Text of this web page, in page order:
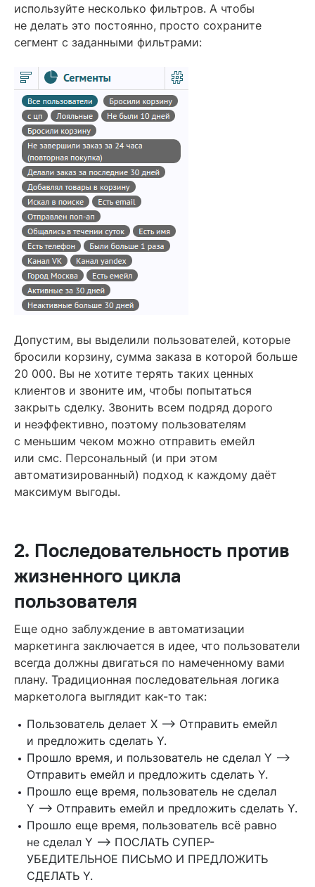
используйте несколько фильтров. А чтобы
не делать это постоянно, просто сохраните
сегмент с заданными фильтрами:
Допустим, вы выделили пользователей, которые
бросили корзину, сумма заказа в которой больше
20 000. Вы не хотите терять таких ценных
клиентов и звоните им, чтобы попытаться
закрыть сделку. Звонить всем подряд дорого
и неэффективно, поэтому пользователям
с меньшим чеком можно отправить емейл
или смс. Персональный (и при этом
автоматизированный) подход к каждому даёт
максимум выгоды.
2. Последовательность против
жизненного цикла
пользователя
Еще одно заблуждение в автоматизации
маркетинга заключается в идее, что пользователи
всегда должны двигаться по намеченному вами
плану. Традиционная последовательная логика
маркетолога выглядит как-то так:
Пользователь делает X —> Отправить емейл
и предложить сделать Y.
Прошло время, и пользователь не сделал Y —>
Отправить емейл и предложить сделать Y.
Прошло еще время, пользователь не сделал
Y —> Отправить емейл и предложить сделать Y.
Прошло еще время, пользователь всё равно
не сделал Y —> ПОСЛАТЬ СУПЕР-
УБЕДИТЕЛЬНОЕ ПИСЬМО И ПРЕДЛОЖИТЬ
СДЕЛАТЬ Y.